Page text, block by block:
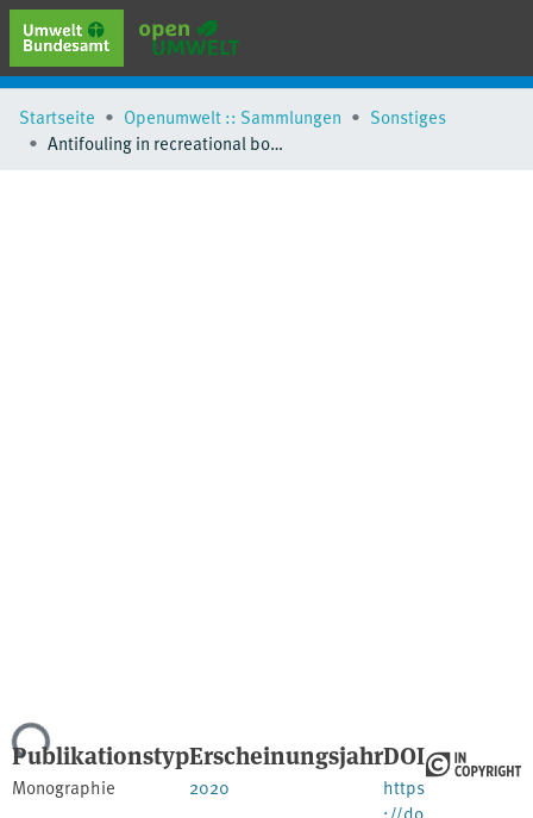
erweiterte Suche
Browse
Startseite Openumwelt :: Sammlungen
Sonstiges
Antifouling in recreational boating
Publikationstyp
Monographie
Erscheinungsjahr
2020
DOI
https
://do